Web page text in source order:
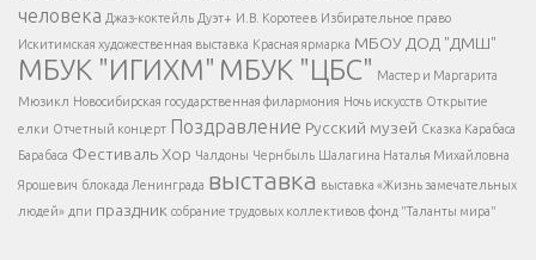
Написать
</button >
</div >
</div > </div >
человека Джаз-коктейль Дуэт+ И.В. Коротеев Избирательное право
Искитимская художественная выставка Красная ярмарка МБОУ ДОД "ДМШ"
МБУК "ИГИХМ" МБУК "ЦБС" Мастер и Маргарита
Мюзикл Новосибирская государственная филармония Ночь искусств Открытие
елки Отчетный концерт Поздравление Русский музей Сказка Карабаса
Барабаса Фестиваль Хор Чалдоны Чернбыль Шалагина Наталья Михайловна
Ярошевич блокада Ленинграда выставка выставка «Жизнь замечательных
людей» дпи праздник собрание трудовых коллективов фонд "Таланты мира"